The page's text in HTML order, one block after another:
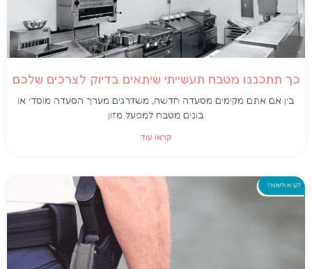
כך תתכננו מטבח תעשייתי שיתאים בדיוק לצרכים שלכם
בין אם אתם מקימים מסעדה חדשה, משדרגים מערך הסעדה מוסדי או
בונים מטבח למפעל מזון
קראו עוד